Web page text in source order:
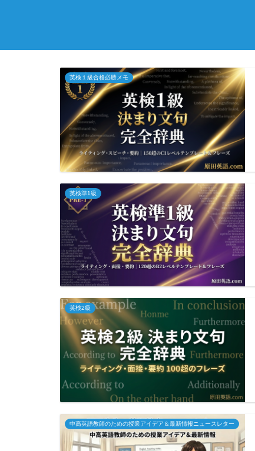
英検１級合格必勝メモ
英検準1級
英検2級
中高英語教師のための授業アイデア＆最新情報ニュースレター